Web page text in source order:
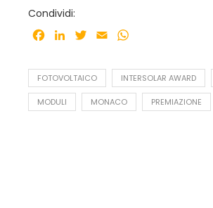
Condividi:
Facebook
LinkedInTwitter
Email
FOTOVOLTAICO INTERSOLAR AWARD
MODULI MONACO PREMIAZIONE